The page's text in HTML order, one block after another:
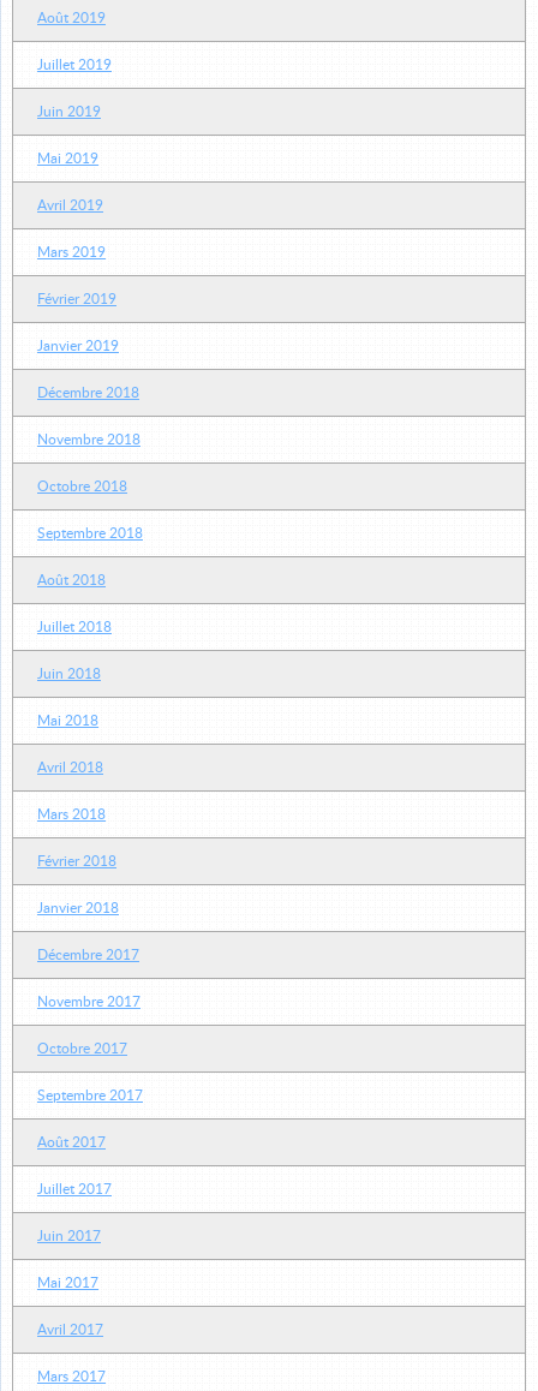
Août 2019
Juillet 2019
Juin 2019
Mai 2019
Avril 2019
Mars 2019
Février 2019
Janvier 2019
Décembre 2018
Novembre 2018
Octobre 2018
Septembre 2018
Août 2018
Juillet 2018
Juin 2018
Mai 2018
Avril 2018
Mars 2018
Février 2018
Janvier 2018
Décembre 2017
Novembre 2017
Octobre 2017
Septembre 2017
Août 2017
Juillet 2017
Juin 2017
Mai 2017
Avril 2017
Mars 2017